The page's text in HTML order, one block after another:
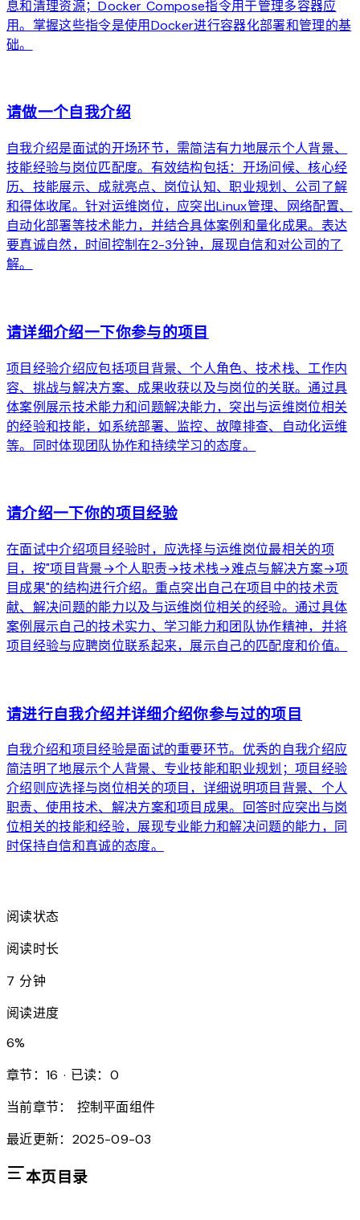
息和清理资源；Docker Compose指令用于管理多容器应
用。掌握这些指令是使用Docker进行容器化部署和管理的基
础。
请做一个自我介绍
自我介绍是面试的开场环节，需简洁有力地展示个人背景、
技能经验与岗位匹配度。有效结构包括：开场问候、核心经
历、技能展示、成就亮点、岗位认知、职业规划、公司了解
和得体收尾。针对运维岗位，应突出Linux管理、网络配置、
自动化部署等技术能力，并结合具体案例和量化成果。表达
要真诚自然，时间控制在2-3分钟，展现自信和对公司的了
解。
请详细介绍一下你参与的项目
项目经验介绍应包括项目背景、个人角色、技术栈、工作内
容、挑战与解决方案、成果收获以及与岗位的关联。通过具
体案例展示技术能力和问题解决能力，突出与运维岗位相关
的经验和技能，如系统部署、监控、故障排查、自动化运维
等。同时体现团队协作和持续学习的态度。
请介绍一下你的项目经验
在面试中介绍项目经验时，应选择与运维岗位最相关的项
目，按"项目背景→个人职责→技术栈→难点与解决方案→项
目成果"的结构进行介绍。重点突出自己在项目中的技术贡
献、解决问题的能力以及与运维岗位相关的经验。通过具体
案例展示自己的技术实力、学习能力和团队协作精神，并将
项目经验与应聘岗位联系起来，展示自己的匹配度和价值。
请进行自我介绍并详细介绍你参与过的项目
自我介绍和项目经验是面试的重要环节。优秀的自我介绍应
简洁明了地展示个人背景、专业技能和职业规划；项目经验
介绍则应选择与岗位相关的项目，详细说明项目背景、个人
职责、使用技术、解决方案和项目成果。回答时应突出与岗
位相关的技能和经验，展现专业能力和解决问题的能力，同
时保持自信和真诚的态度。
阅读状态
阅读时长
7 分钟
阅读进度
6%
章节：16 · 已读：0
当前章节：
控制平面组件
最近更新：2025-09-03
本页目录